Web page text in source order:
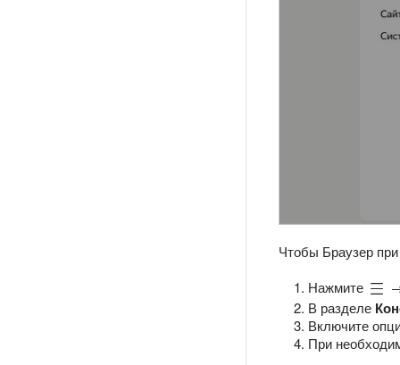
Чтобы Браузер
Нажмите
В разделе
Включите
При